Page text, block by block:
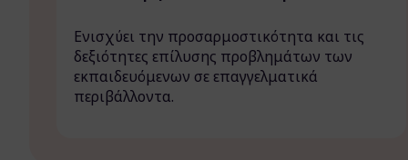
Ενισχύει την προσαρμοστικότητα και τις
δεξιότητες επίλυσης προβλημάτων των
εκπαιδευόμενων σε επαγγελματικά
περιβάλλοντα.